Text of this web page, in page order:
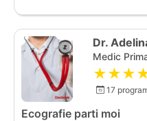
Dr.
Medic
17
Ecografie parti moi